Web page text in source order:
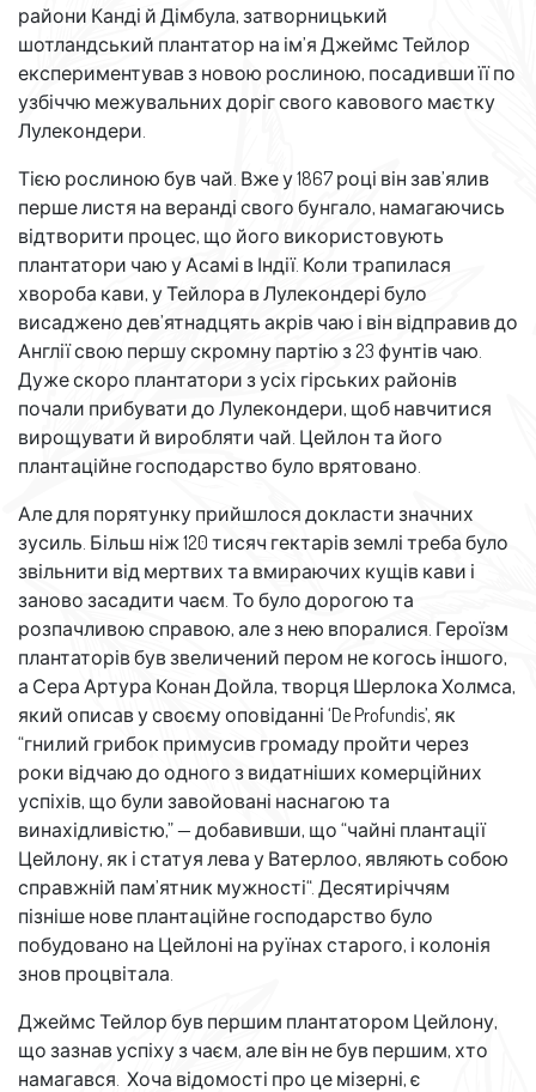
райони Канді й Дімбула, затворницький
шотландський плантатор на ім’я Джеймс Тейлор
експериментував з новою рослиною, посадивши її по
узбіччю межувальних доріг свого кавового маєтку
Лулекондери.
Тією рослиною був чай. Вже у 1867 році він зав’ялив
перше листя на веранді свого бунгало, намагаючись
відтворити процес, що його використовують
плантатори чаю у Асамі в Індії. Коли трапилася
хвороба кави, у Тейлора в Лулекондері було
висаджено дев’ятнадцять акрів чаю і він відправив до
Англії свою першу скромну партію з 23 фунтів чаю.
Дуже скоро плантатори з усіх гірських районів
почали прибувати до Лулекондери, щоб навчитися
вирощувати й виробляти чай. Цейлон та його
плантаційне господарство було врятовано.
Але для порятунку прийшлося докласти значних
зусиль. Більш ніж 120 тисяч гектарів землі треба було
звільнити від мертвих та вмираючих кущів кави і
заново засадити чаєм. То було дорогою та
розпачливою справою, але з нею впоралися. Героїзм
плантаторів був звеличений пером не когось іншого,
а Сера Артура Конан Дойла, творця Шерлока Холмса,
який описав у своєму оповіданні ‘De Profundis’, як
“гнилий грибок примусив громаду пройти через
роки відчаю до одного з видатніших комерційних
успіхів, що були завойовані наснагою та
винахідливістю,” — добавивши, що “чайні плантації
Цейлону, як і статуя лева у Ватерлоо, являють собою
справжній пам’ятник мужності“. Десятиріччям
пізніше нове плантаційне господарство було
побудовано на Цейлоні на руїнах старого, і колонія
знов процвітала.
Джеймс Тейлор був першим плантатором Цейлону,
що зазнав успіху з чаєм, але він не був першим, хто
намагався. Хоча відомості про це мізерні, є